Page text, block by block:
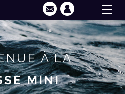
À LA
MINI